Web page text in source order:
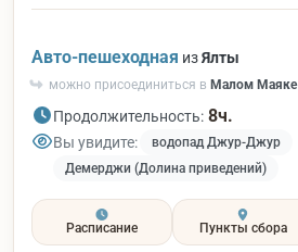
Авто-пешеходная изЯлты
можно присоединиться в Малом Маяке
Продолжительность: 8ч.
Вы увидите:
водопад Джур-Джур
Демерджи (Долина приведений)
Расписание Пункты сбора